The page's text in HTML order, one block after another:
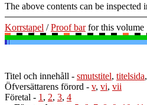
The above contents can be inspected
Korrstapel /Proof barfor this volume
Titel och innehåll - smutstitel, titelsida,
Öfversättarens förord - v, vi, vii
Företal - 1 , 2, 3, 4